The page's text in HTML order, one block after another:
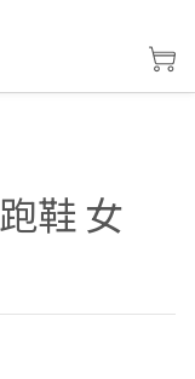
鞋 女